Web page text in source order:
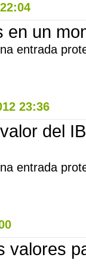
en un
entrada
23:36
del
entrada
valores